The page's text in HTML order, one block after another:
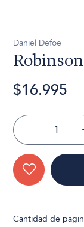
Daniel Defoe
$16.995
-
Cantidad de